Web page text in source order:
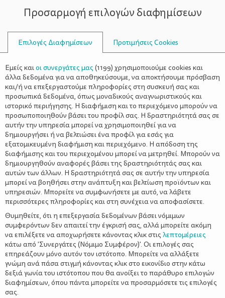
ΣΥΜΒΟΥΛΟΙ
ΑΠΟΣΚΕΥΈΣ
Διακοπές με μικρά παιδιά - Οδηγός
επιβίωσης
Προσαρμογή επιλογών διαφημίσεων
Επιλογές Διαφημίσεων Προτιμήσεις Cookies
Εμείς καιοι συνεργάτες μας (1199) χρησιμοποιούμε cookies και
άλλα δεδομένα για να αποθηκεύσουμε, να αποκτήσουμε πρόσβαση
και/ή να επεξεργαστούμε πληροφορίες στη συσκευή σας και
προσωπικά δεδομένα, όπως μοναδικούς αναγνωριστικούς και
ιστορικό περιήγησης. Η διαφήμιση και το περιεχόμενο μπορούν να
προσωποποιηθούν βάσει του προφίλ σας. Η δραστηριότητά σας σε
αυτήν την υπηρεσία μπορεί να χρησιμοποιηθεί για να
δημιουργήσει ή να βελτιώσει ένα προφίλ για εσάς για
εξατομικευμένη διαφήμιση και περιεχόμενο. Η απόδοση της
διαφήμισης και του περιεχομένου μπορεί να μετρηθεί. Μπορούν να
δημιουργηθούν αναφορές βάσει της δραστηριότητάς σας και
αυτών των άλλων. Η δραστηριότητά σας σε αυτήν την υπηρεσία
μπορεί να βοηθήσει στην ανάπτυξη και βελτίωση προϊόντων και
υπηρεσιών. Μπορείτε να συμφωνήσετε με αυτό, να λάβετε
περισσότερες πληροφορίες και στη συνέχεια να αποφασίσετε.
Θυμηθείτε, ότι η επεξεργασία δεδομένων βάσει νόμιμων
συμφερόντων δεν απαιτεί την έγκρισή σας, αλλά μπορείτε ακόμη
να επιλέξετε να αποχωρήσετε κάνοντας κλικ στις λεπτομέρειες
κάτω από 'Συνεργάτες (Νόμιμο Συμφέρον)'. Οι επιλογές σας
επηρεάζουν μόνο αυτόν τον ιστότοπο. Μπορείτε να αλλάξετε
γνώμη ανά πάσα στιγμή κάνοντας κλικ στο εικονίδιο στην κάτω
δεξιά γωνία του ιστότοπου που θα ανοίξει το παράθυρο επιλογών
διαφημίσεων, όπου πάντα μπορείτε να προσαρμόσετε τις επιλογές
σας.